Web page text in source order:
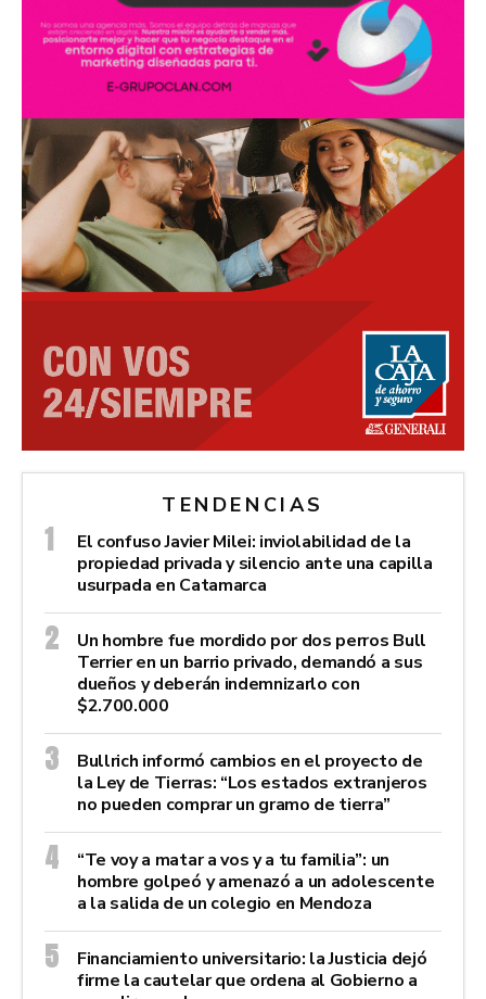
TENDENCIAS
El confuso Javier Milei: inviolabilidad de la
propiedad privada y silencio ante una capilla
usurpada en Catamarca
Un hombre fue mordido por dos perros Bull
Terrier en un barrio privado, demandó a sus
dueños y deberán indemnizarlo con
$2.700.000
Bullrich informó cambios en el proyecto de
la Ley de Tierras: “Los estados extranjeros
no pueden comprar un gramo de tierra”
“Te voy a matar a vos y a tu familia”: un
hombre golpeó y amenazó a un adolescente
a la salida de un colegio en Mendoza
Financiamiento universitario: la Justicia dejó
firme la cautelar que ordena al Gobierno a